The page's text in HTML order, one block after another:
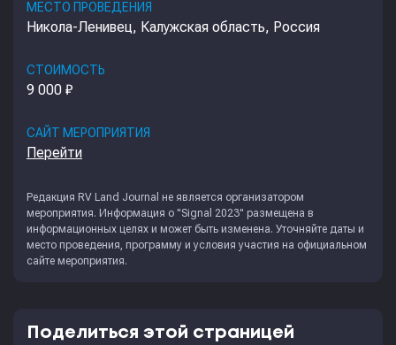
МЕСТО ПРОВЕДЕНИЯ
Никола-Ленивец, Калужская область, Россия
СТОИМОСТЬ
9 000 ₽
САЙТ МЕРОПРИЯТИЯ
Перейти
Редакция RV Land Journal не является организатором
мероприятия. Информация о "Signal 2023" размещена в
информационных целях и может быть изменена. Уточняйте даты и
место проведения, программу и условия участия на официальном
сайте мероприятия.
Поделиться этой страницей